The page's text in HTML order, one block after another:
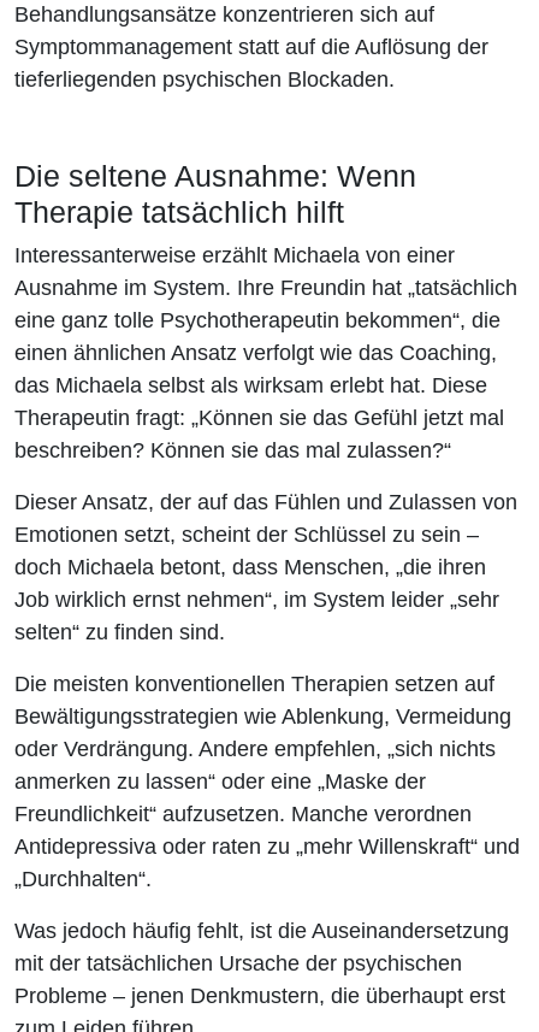
Behandlungsansätze konzentrieren sich auf
Symptommanagement statt auf die Auflösung der
tieferliegenden psychischen Blockaden.
Die seltene Ausnahme: Wenn
Therapie tatsächlich hilft
Interessanterweise erzählt Michaela von einer
Ausnahme im System. Ihre Freundin hat „tatsächlich
eine ganz tolle Psychotherapeutin bekommen“, die
einen ähnlichen Ansatz verfolgt wie das Coaching,
das Michaela selbst als wirksam erlebt hat. Diese
Therapeutin fragt: „Können sie das Gefühl jetzt mal
beschreiben? Können sie das mal zulassen?“
Dieser Ansatz, der auf das Fühlen und Zulassen von
Emotionen setzt, scheint der Schlüssel zu sein –
doch Michaela betont, dass Menschen, „die ihren
Job wirklich ernst nehmen“, im System leider „sehr
selten“ zu finden sind.
Die meisten konventionellen Therapien setzen auf
Bewältigungsstrategien wie Ablenkung, Vermeidung
oder Verdrängung. Andere empfehlen, „sich nichts
anmerken zu lassen“ oder eine „Maske der
Freundlichkeit“ aufzusetzen. Manche verordnen
Antidepressiva oder raten zu „mehr Willenskraft“ und
„Durchhalten“.
Was jedoch häufig fehlt, ist die Auseinandersetzung
mit der tatsächlichen Ursache der psychischen
Probleme – jenen Denkmustern, die überhaupt erst